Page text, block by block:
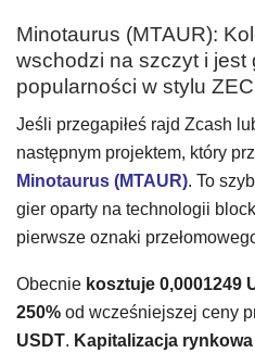
Minotaurus (MTAUR):
wschodzi na szczyt i jest
popularności w stylu ZEC
Jeśli przegapiłeś rajd Zcash
następnym projektem, który
Minotaurus (MTAUR). To
gier oparty na technologii
pierwsze oznaki
Obecnie kosztuje 0,0001249
250% od wcześniejszej ceny
USDT. Kapitalizacja